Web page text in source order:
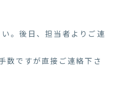
。後日、担当者よりご連
数ですが直接ご連絡下さ